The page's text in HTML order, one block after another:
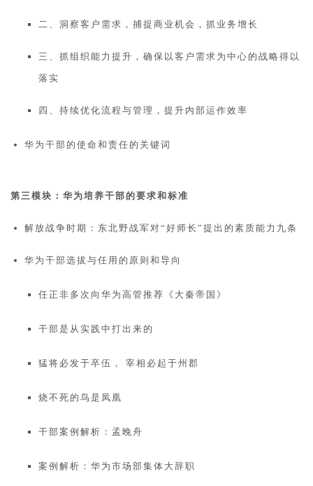
二、洞察客户需求，捕捉商业机会，抓业务增长
三、抓组织能力提升，确保以客户需求为中心的战略得以
落实
四、持续优化流程与管理，提升内部运作效率
华为干部的使命和责任的关键词
第三模块：华为培养干部的要求和标准
解放战争时期：东北野战军对“好师长”提出的素质能力九条
华为干部选拔与任用的原则和导向
任正非多次向华为高管推荐《大秦帝国》
干部是从实践中打出来的
猛将必发于卒伍， 宰相必起于州郡
烧不死的鸟是凤凰
干部案例解析：孟晚舟
案例解析：华为市场部集体大辞职